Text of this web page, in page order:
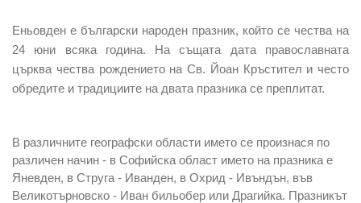
Еньовден е български народен празник, който се чества на
24 юни всяка година. На същата дата православната
църква чества рождението на Св. Йоан Кръстител и често
обредите и традициите на двата празника се преплитат.
В различните географски области името се произнася по
различен начин - в Софийска област името на празника е
Яневден, в Струга - Иванден, в Охрид - Ивъндън, във
Великотърновско - Иван бильобер или Драгийка. Празникът